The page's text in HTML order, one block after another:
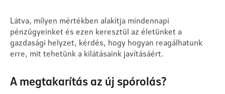
Látva, milyen mértékben alakítja mindennapi
pénzügyeinket és ezen keresztül az életünket a
gazdasági helyzet, kérdés, hogy hogyan reagálhatunk
erre, mit tehetünk a kilátásaink javításáért.
A megtakarítás az új spórolás?